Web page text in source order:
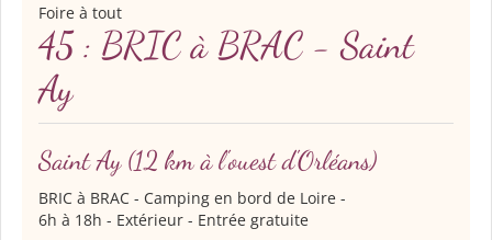
Foire à tout
45 : BRIC à BRAC - Saint
Ay
Saint Ay (12 km à l'ouest d'Orléans)
BRIC à BRAC - Camping en bord de Loire -
6h à 18h - Extérieur - Entrée gratuite